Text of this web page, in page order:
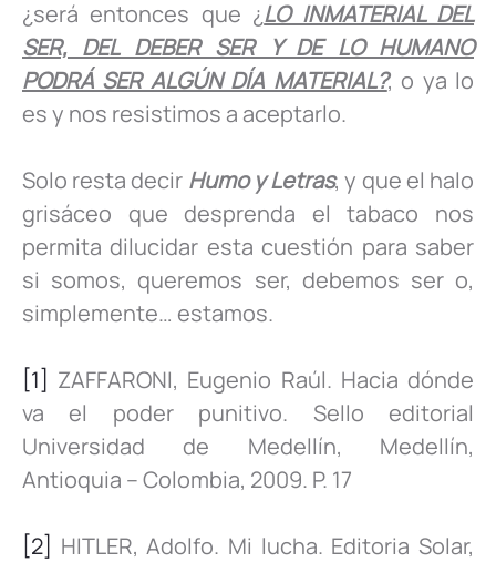
¿será entonces que ¿LO INMATERIAL DEL
SER, DEL DEBER SER Y DE LO HUMANO
PODRÁ SER ALGÚN DÍA MATERIAL?, o ya lo
es y nos resistimos a aceptarlo.
Solo resta decir Humo y Letras, y que el halo
grisáceo que desprenda el tabaco nos
permita dilucidar esta cuestión para saber
si somos, queremos ser, debemos ser o,
simplemente… estamos.
[1] ZAFFARONI, Eugenio Raúl. Hacia dónde
va el poder punitivo. Sello editorial
Universidad de Medellín, Medellín,
Antioquia – Colombia, 2009. P. 17
[2] HITLER, Adolfo. Mi lucha. Editoria Solar,